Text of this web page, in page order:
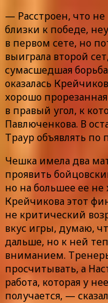
— Расстроен, что не
близки к победе,
в первом сете, но
выиграла второй
сумасшедшая
оказалась
хорошо
в правый угол, к
Павлюченкова. В
Траур объявлять по
Чешка имела два
проявить
но на большее ее
Крейчикова этот
не критический
вкус игры, думаю,
дальше, но к ней
вниманием.
просчитывать, а
работа, которая у
получается, —